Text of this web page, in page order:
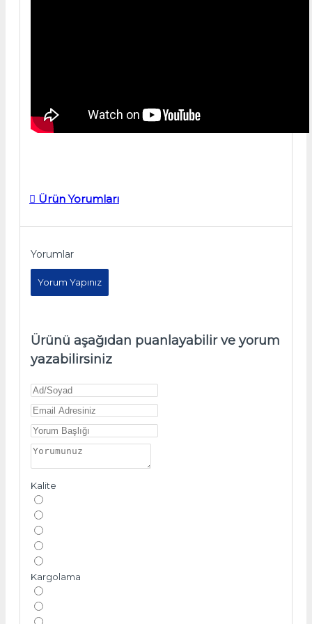
Ürün Yorumları
Yorumlar
Yorum Yapınız
Ürünü aşağıdan puanlayabilir ve yorum
yazabilirsiniz
Kalite
Kargolama